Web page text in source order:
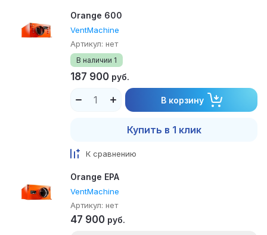
Orange 600
VentMachine
Артикул: нет
В наличии 1
187 900 руб.
В корзину
Купить в 1 клик
К сравнению
Orange EPA
VentMachine
Артикул: нет
47 900 руб.